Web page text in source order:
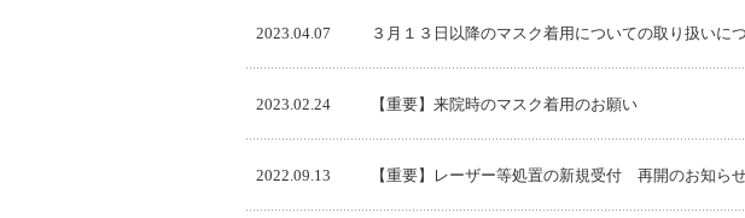
2023.04.07 ３月１３日以降のマスク着用についての取り扱いに
2023.02.24 【重要】来院時のマスク着用のお願い
2022.09.13 【重要】レーザー等処置の新規受付 再開のお知らせ